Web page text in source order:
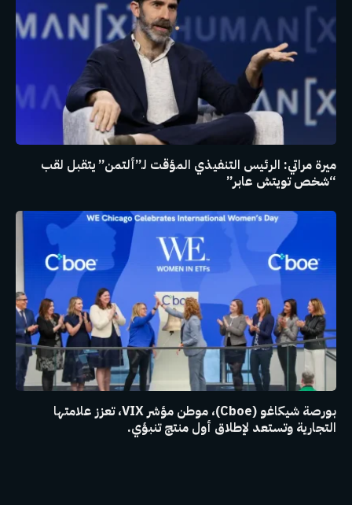
ميرة مراتي: الرئيس التنفيذي المؤقت لـ”ألتمن” يتقبل لقب
“شخص تويتش عابر”
بورصة شيكاغو (Cboe)، موطن مؤشر VIX، تعزز علامتها
التجارية وتستعد لإطلاق أول منتج تنبؤي.